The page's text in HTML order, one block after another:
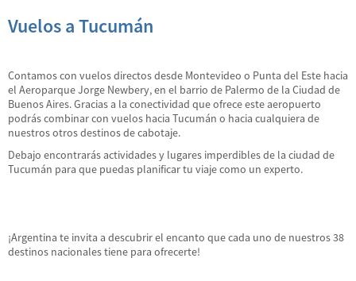
Vuelos a Tucumán
Contamos con vuelos directos desde Montevideo o Punta del Este hacia
el Aeroparque Jorge Newbery, en el barrio de Palermo de la Ciudad de
Buenos Aires. Gracias a la conectividad que ofrece este aeropuerto
podrás combinar con vuelos hacia Tucumán o hacia cualquiera de
nuestros otros destinos de cabotaje.
Debajo encontrarás actividades y lugares imperdibles de la ciudad de
Tucumán para que puedas planificar tu viaje como un experto.
¡Argentina te invita a descubrir el encanto que cada uno de nuestros 38
destinos nacionales tiene para ofrecerte!